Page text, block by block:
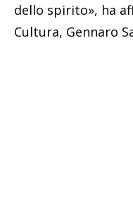
dello spirito», ha
Cultura, Gennaro